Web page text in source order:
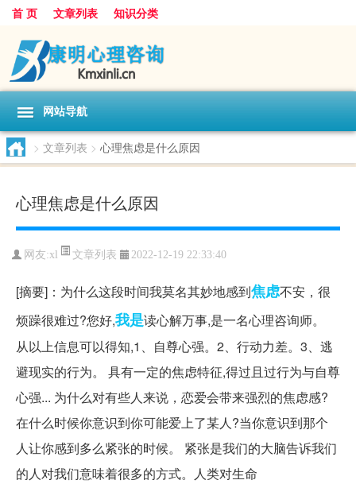
首 页 文章列表 知识分类
网站导航
> 文章列表 > 心理焦虑是什么原因
心理焦虑是什么原因
网友:xl 文章列表 2022-12-19 22:33:40
[摘要]：为什么这段时间我莫名其妙地感到焦虑不安，很
烦躁很难过?您好,我是读心解万事,是一名心理咨询师。
从以上信息可以得知,1、自尊心强。2、行动力差。3、逃
避现实的行为。 具有一定的焦虑特征,得过且过行为与自尊
心强... 为什么对有些人来说，恋爱会带来强烈的焦虑感?
在什么时候你意识到你可能爱上了某人?当你意识到那个
人让你感到多么紧张的时候。 紧张是我们的大脑告诉我们
的人对我们意味着很多的方式。人类对生命